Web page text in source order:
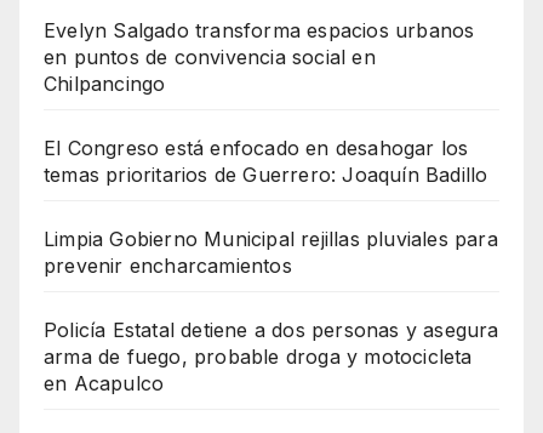
Evelyn Salgado transforma espacios urbanos
en puntos de convivencia social en
Chilpancingo
El Congreso está enfocado en desahogar los
temas prioritarios de Guerrero: Joaquín Badillo
Limpia Gobierno Municipal rejillas pluviales para
prevenir encharcamientos
Policía Estatal detiene a dos personas y asegura
arma de fuego, probable droga y motocicleta
en Acapulco